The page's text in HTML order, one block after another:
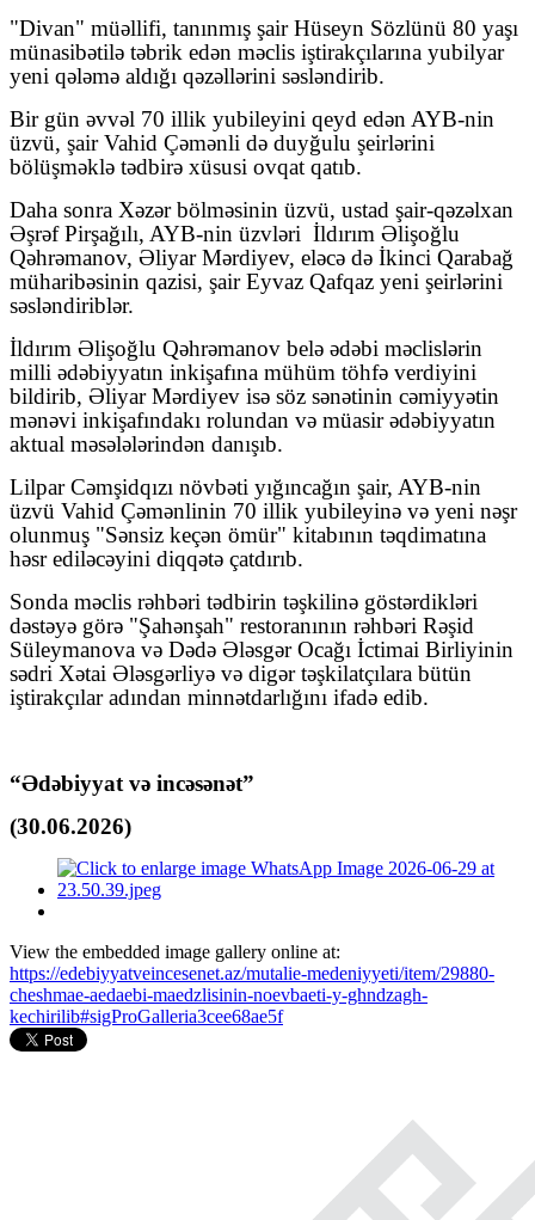
"Divan" müəllifi, tanınmış şair Hüseyn Sözlünü 80 yaşı
münasibətilə təbrik edən məclis iştirakçılarına yubilyar
yeni qələmə aldığı qəzəllərini səsləndirib.
Bir gün əvvəl 70 illik yubileyini qeyd edən AYB-nin
üzvü, şair Vahid Çəmənli də duyğulu şeirlərini
bölüşməklə tədbirə xüsusi ovqat qatıb.
Daha sonra Xəzər bölməsinin üzvü, ustad şair-qəzəlxan
Əşrəf Pirşağılı, AYB-nin üzvləri İldırım Əlişoğlu
Qəhrəmanov, Əliyar Mərdiyev, eləcə də İkinci Qarabağ
müharibəsinin qazisi, şair Eyvaz Qafqaz yeni şeirlərini
səsləndiriblər.
İldırım Əlişoğlu Qəhrəmanov belə ədəbi məclislərin
milli ədəbiyyatın inkişafına mühüm töhfə verdiyini
bildirib, Əliyar Mərdiyev isə söz sənətinin cəmiyyətin
mənəvi inkişafındakı rolundan və müasir ədəbiyyatın
aktual məsələlərindən danışıb.
Lilpar Cəmşidqızı növbəti yığıncağın şair, AYB-nin
üzvü Vahid Çəmənlinin 70 illik yubileyinə və yeni nəşr
olunmuş "Sənsiz keçən ömür" kitabının təqdimatına
həsr ediləcəyini diqqətə çatdırıb.
Sonda məclis rəhbəri tədbirin təşkilinə göstərdikləri
dəstəyə görə "Şahənşah" restoranının rəhbəri Rəşid
Süleymanova və Dədə Ələsgər Ocağı İctimai Birliyinin
sədri Xətai Ələsgərliyə və digər təşkilatçılara bütün
iştirakçılar adından minnətdarlığını ifadə edib.
“Ədəbiyyat və incəsənət”
(30.06.2026)
View the embedded image gallery online at:
https://edebiyyatveincesenet.az/mutalie-medeniyyeti/item/29880-
cheshmae-aedaebi-maedzlisinin-noevbaeti-y-ghndzagh-
kechirilib#sigProGalleria3cee68ae5f